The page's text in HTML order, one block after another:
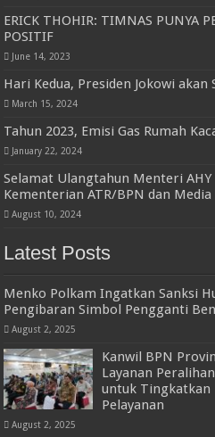
ERICK THOHIR: TIMNAS PUNYA
POSITIF
June 14, 2023
Hari Kedua, Presiden Jokowi
March 15, 2024
Tahun 2023, Emisi Gas Rumah
January 22, 2024
Selamat Ulangtahun Menteri
Kementerian ATR/BPN dan Media
August 10, 2024
Latest Posts
Menko Polkam Ingatkan Sanksi
Pengibaran Simbol Pengganti
August 2, 2025
Kanwil BPN
Layanan
untuk Tingkatkan
Pelayanan
August 2, 2025